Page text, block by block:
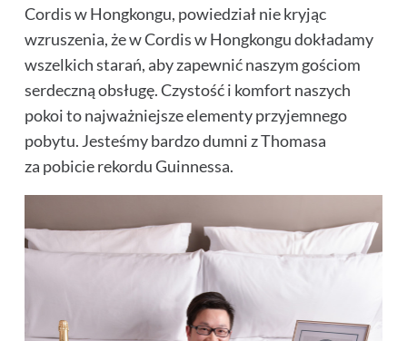
Cordis w Hongkongu, powiedział nie kryjąc
wzruszenia, że w Cordis w Hongkongu dokładamy
wszelkich starań, aby zapewnić naszym gościom
serdeczną obsługę. Czystość i komfort naszych
pokoi to najważniejsze elementy przyjemnego
pobytu. Jesteśmy bardzo dumni z Thomasa
za pobicie rekordu Guinnessa.